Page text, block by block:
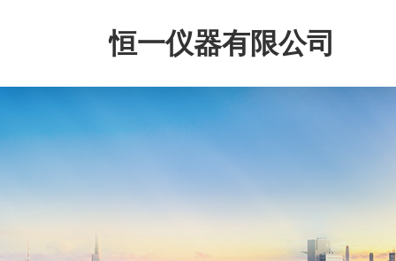
恒一仪器有限公司